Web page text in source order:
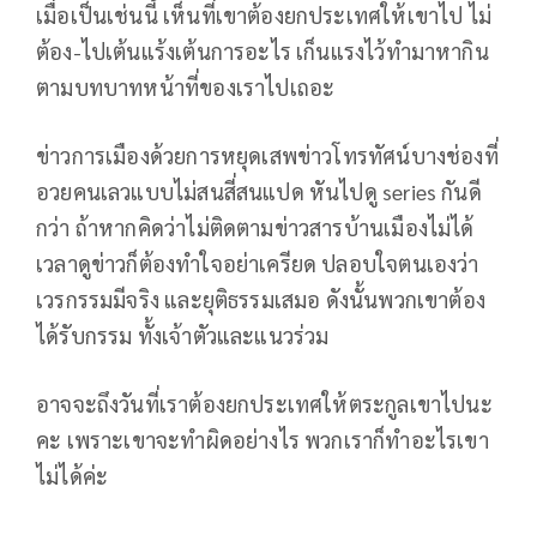
เมื่อเป็นเช่นนี้ เห็นที่เขาต้องยกประเทศให้เขาไป ไม่
ต้อง-ไปเต้นแร้งเต้นการอะไร เก็นแรงไว้ทำมาหากิน
ตามบทบาทหน้าที่ของเราไปเถอะ
ข่าวการเมืองด้วยการหยุดเสพข่าวโทรทัศน์บางช่องที่
อวยคนเลวแบบไม่สนสี่สนแปด หันไปดู series กันดี
กว่า ถ้าหากคิดว่าไม่ติดตามข่าวสารบ้านเมืองไม่ได้
เวลาดูข่าวก็ต้องทำใจอย่าเครียด ปลอบใจตนเองว่า
เวรกรรมมีจริง และยุติธรรมเสมอ ดังนั้นพวกเขาต้อง
ได้รับกรรม ทั้งเจ้าตัวและแนวร่วม
อาจจะถึงวันที่เราต้องยกประเทศให้ตระกูลเขาไปนะ
คะ เพราะเขาจะทำผิดอย่างไร พวกเราก็ทำอะไรเขา
ไม่ได้ค่ะ